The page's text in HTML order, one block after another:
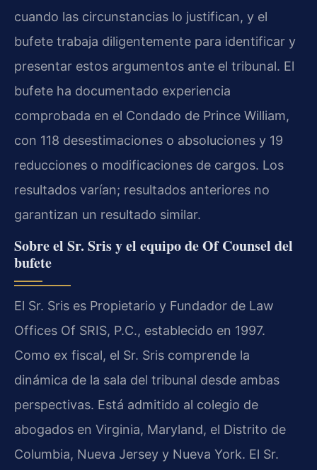
cuando las circunstancias lo justifican, y el
bufete trabaja diligentemente para identificar y
presentar estos argumentos ante el tribunal. El
bufete ha documentado experiencia
comprobada en el Condado de Prince William,
con 118 desestimaciones o absoluciones y 19
reducciones o modificaciones de cargos. Los
resultados varían; resultados anteriores no
garantizan un resultado similar.
Sobre el Sr. Sris y el equipo de Of Counsel del
bufete
El Sr. Sris es Propietario y Fundador de Law
Offices Of SRIS, P.C., establecido en 1997.
Como ex fiscal, el Sr. Sris comprende la
dinámica de la sala del tribunal desde ambas
perspectivas. Está admitido al colegio de
abogados en Virginia, Maryland, el Distrito de
Columbia, Nueva Jersey y Nueva York. El Sr.